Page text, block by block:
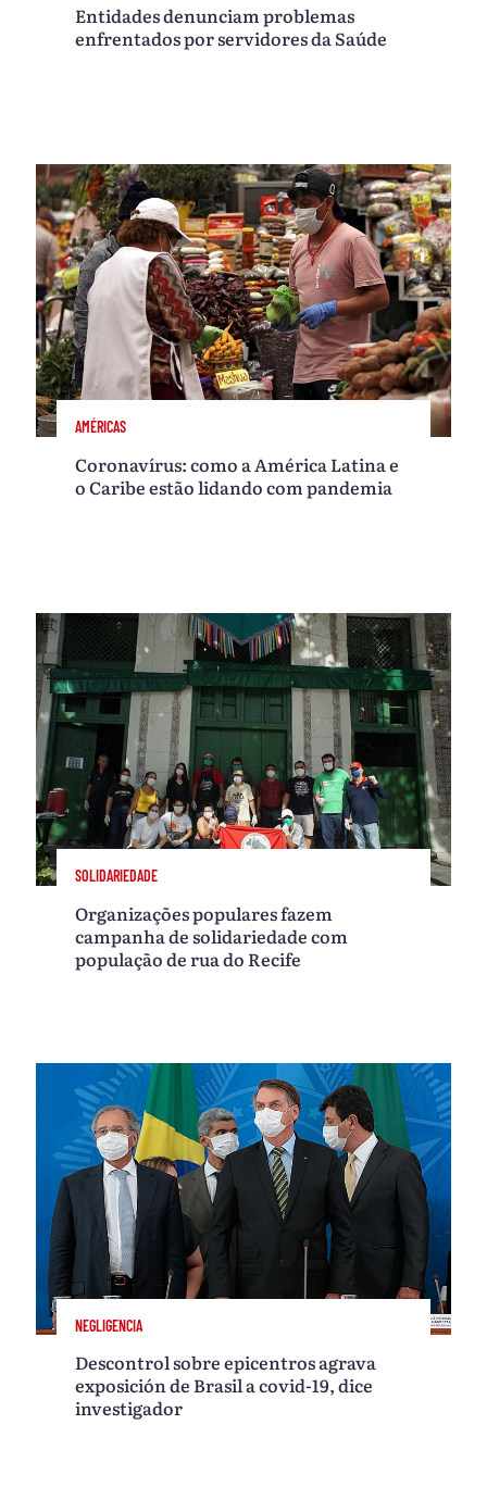
Entidades denunciam problemas
enfrentados por servidores da Saúde
AMÉRICAS
Coronavírus: como a América Latina e
o Caribe estão lidando com pandemia
SOLIDARIEDADE
Organizações populares fazem
campanha de solidariedade com
população de rua do Recife
NEGLIGENCIA
Descontrol sobre epicentros agrava
exposición de Brasil a covid-19, dice
investigador